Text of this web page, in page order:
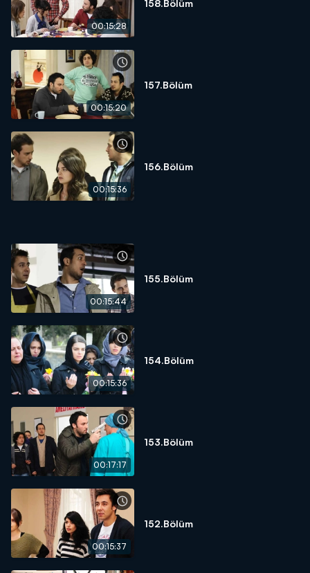
00:15:28
158.Bölüm
00:15:20
157.Bölüm
00:15:36
156.Bölüm
00:15:44
155.Bölüm
00:15:36
154.Bölüm
00:17:17
153.Bölüm
00:15:37
152.Bölüm